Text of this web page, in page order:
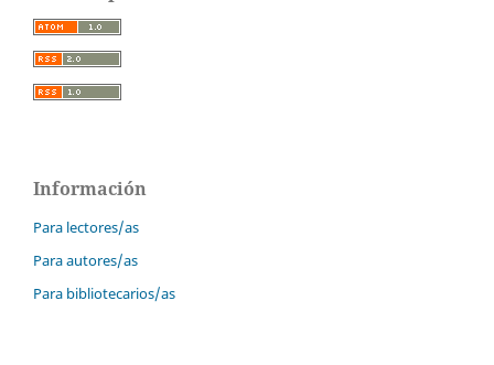
Información
Para lectores/as
Para autores/as
Para bibliotecarios/as